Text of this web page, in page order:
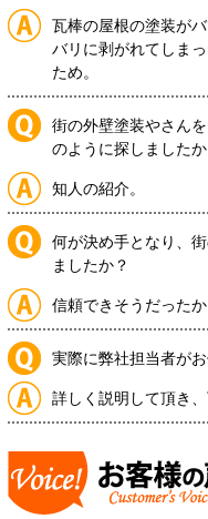
瓦棒の屋根の塗装がバ
バリに剥がれてしま
ため。
街の外壁塗装やさん
のように探しましたか
知人の紹介。
何が決め手となり、
ましたか？
信頼できそうだったか
実際に弊社担当者が
詳しく説明して頂き、